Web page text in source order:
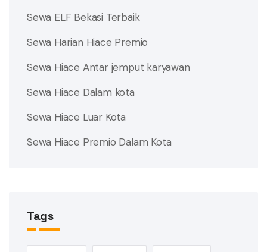
Sewa ELF Bekasi Terbaik
Sewa Harian Hiace Premio
Sewa Hiace Antar jemput karyawan
Sewa Hiace Dalam kota
Sewa Hiace Luar Kota
Sewa Hiace Premio Dalam Kota
Tags